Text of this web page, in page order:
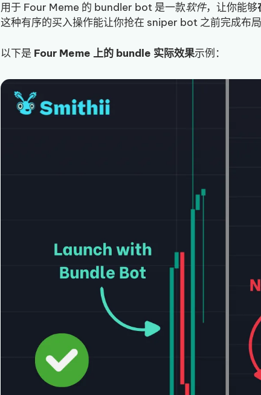
用于 Four Meme 的 bundler bot 是一款软件，让你能够
这种有序的买入操作能让你抢在 sniper bot 之前完成布局
以下是 Four Meme 上的 bundle 实际效果示例：